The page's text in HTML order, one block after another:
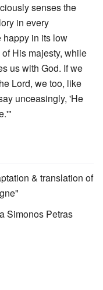
senses the
in every
happy in its low
His majesty, while
us with God. If we
Lord, we too, like
unceasingly, 'He
& translation of
Simonos Petras